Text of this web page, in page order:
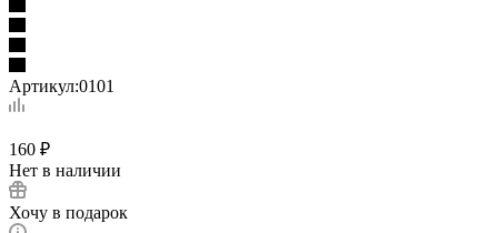
Артикул:0101
160 ₽
Нет в наличии
Хочу в подарок